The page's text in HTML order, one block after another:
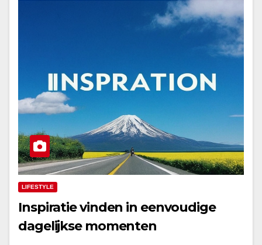
LIFESTYLE
Inspiratie vinden in eenvoudige
dagelijkse momenten